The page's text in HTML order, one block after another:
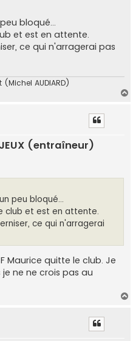
bloqué...
et est en attente.
ce qui n'arragerai pas
AUDIARD)
(entraîneur)
peu bloqué...
club et est en attente.
ce qui n'arragerai
Maurice quitte le club. Je
ne ne crois pas au